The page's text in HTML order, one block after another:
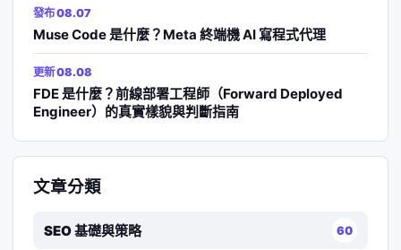
發布 08.07
Muse Code 是什麼？Meta 終端機 AI 寫程式代理
更新 08.08
FDE 是什麼？前線部署工程師（Forward Deployed
Engineer）的真實樣貌與判斷指南
文章分類
SEO 基礎與策略 60